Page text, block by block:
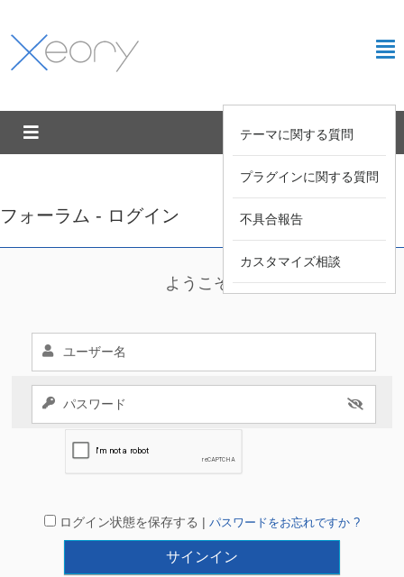
テーマに関する質問
プラグインに関する質問
不具合報告
カスタマイズ相談
フォーラム - ログイン
ようこそ !
ログイン状態を保存する | パスワードをお忘れですか ?